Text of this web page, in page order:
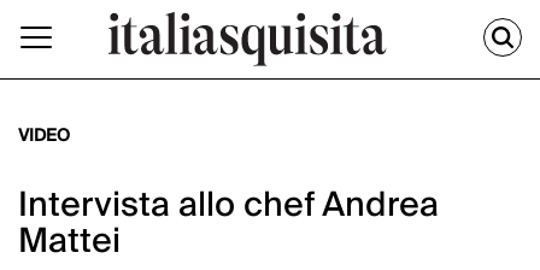
VIDEO
Intervista allo chef Andrea
Mattei